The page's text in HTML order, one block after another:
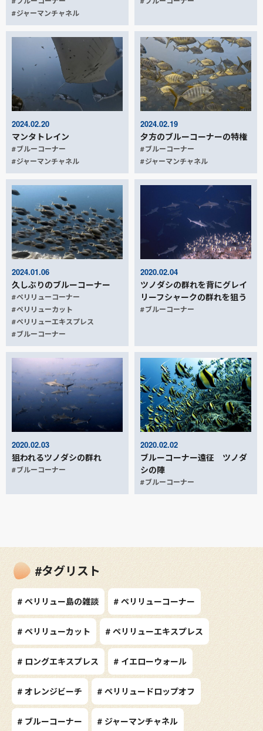
ジャーマンチャネル
2024.02.20
マンタトレイン
ブルーコーナー
ジャーマンチャネル
2024.02.19
夕方のブルーコーナーの特権
ブルーコーナー
ジャーマンチャネル
2024.01.06
久しぶりのブルーコーナー
ペリリューコーナー
ペリリューカット
ペリリューエキスプレス
ブルーコーナー
2020.02.04
ツノダシの群れを背にグレイ
リーフシャークの群れを狙う
ブルーコーナー
2020.02.03
狙われるツノダシの群れ
ブルーコーナー
2020.02.02
ブルーコーナー遠征 ツノダ
シの陣
ブルーコーナー
#タグリスト
# ペリリュー島の雑談 # ペリリューコーナー
# ペリリューカット # ペリリューエキスプレス
# ロングエキスプレス # イエローウォール
# オレンジビーチ # ペリリュードロップオフ
# ブルーコーナー # ジャーマンチャネル